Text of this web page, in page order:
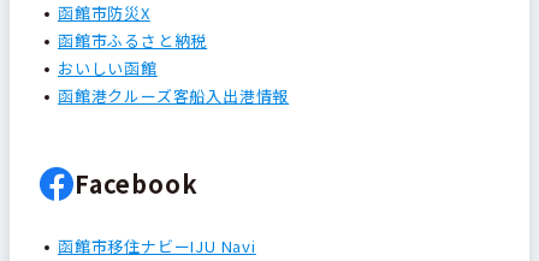
函館市防災X
函館市ふるさと納税
おいしい函館
函館港クルーズ客船入出港情報
Facebook
函館市移住ナビーIJU Navi